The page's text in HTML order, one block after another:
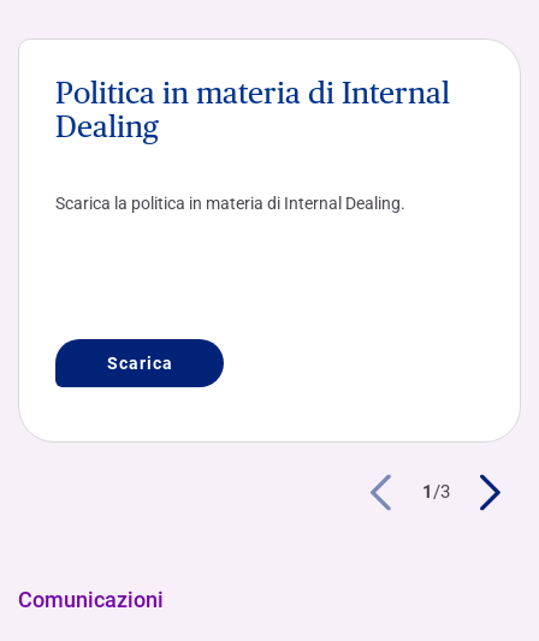
Politica in materia di Internal
Dealing
Scarica la politica in materia di Internal Dealing.
Scarica
1/3
Comunicazioni